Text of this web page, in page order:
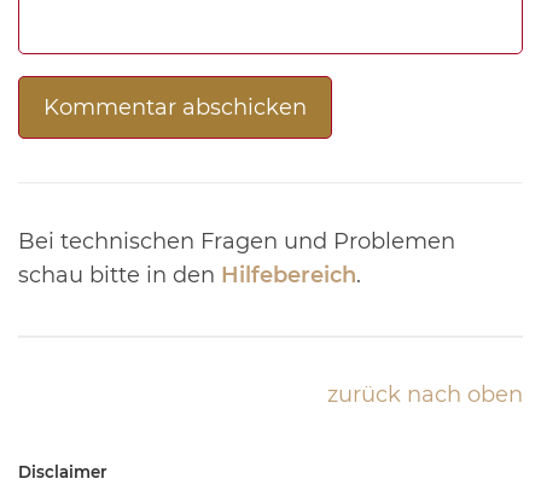
Bei technischen Fragen und Problemen
schau bitte in den Hilfebereich.
zurück nach oben
Disclaimer